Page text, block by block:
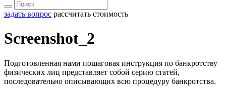
задать вопрос рассчитать стоимость
Screenshot_2
Подготовленная нами пошаговая инструкция по банкротству
физических лиц представляет собой серию статей,
последовательно описывающих всю процедуру банкротства.